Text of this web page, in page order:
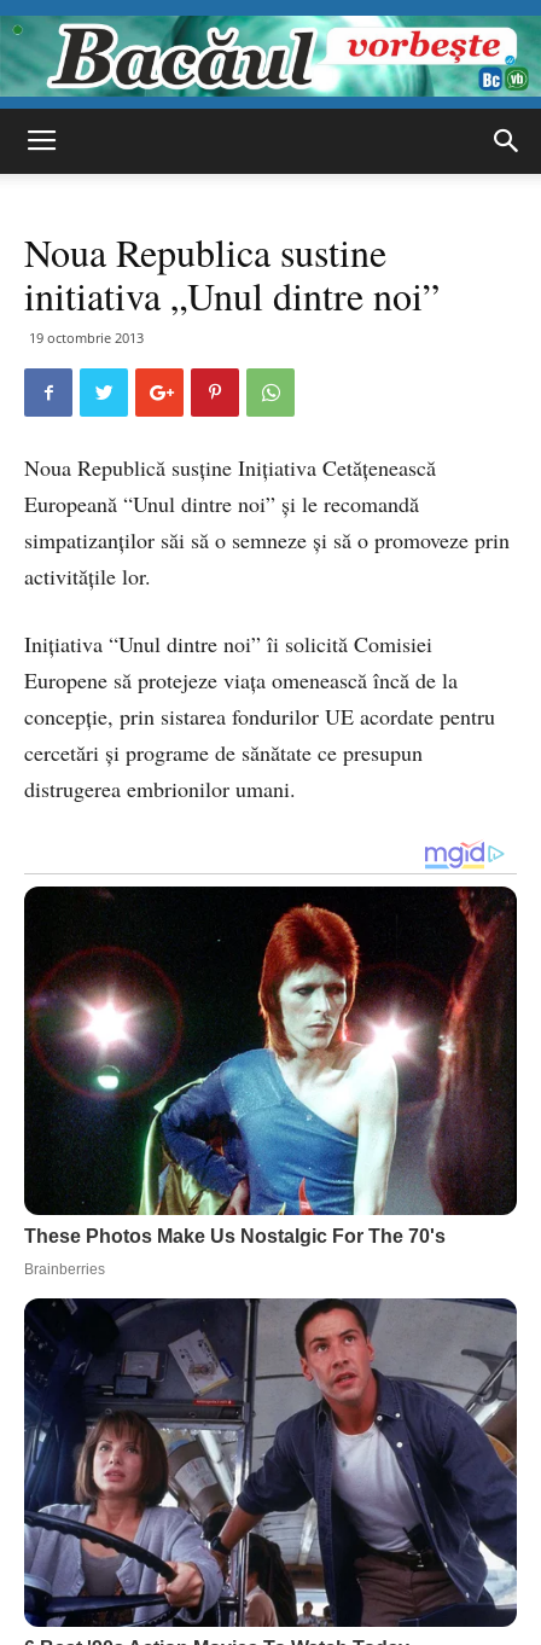
vorbește
Noua Republica sustine
initiativa „Unul dintre noi”
19 octombrie 2013
Noua Republică susţine Inițiativa Cetăţenească
Europeană “Unul dintre noi” şi le recomandă
simpatizanţilor săi să o semneze şi să o promoveze prin
activităţile lor.
Iniţiativa “Unul dintre noi” îi solicită Comisiei
Europene să protejeze viaţa omenească încă de la
concepţie, prin sistarea fondurilor UE acordate pentru
cercetări şi programe de sănătate ce presupun
distrugerea embrionilor umani.